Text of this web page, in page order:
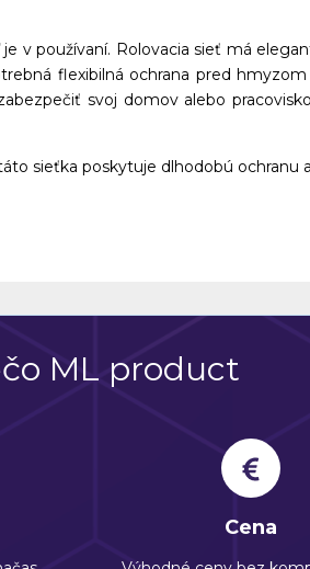
v používaní. Rolovacia sieť má
flexibilná ochrana pred
svoj domov alebo
sieťka poskytuje dlhodobú ochranu
ML product
Cena